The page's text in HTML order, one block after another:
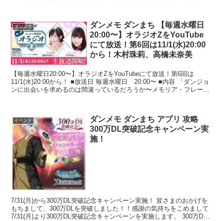
ダンメモ
ダンメモ ダンまち 【毎週水曜日
20:00〜】オラジオZをYouTube
にて放送！第6回は11/1(水)20:00
から！木村珠莉、高橋未奈美
【毎週水曜日20:00〜】オラジオZをYouTubeにて放送！第6回は
11/1(水)20:00から！ ■放送日 毎週水曜日 20:00〜 ■内容 「ダンジョ
ンに出会いを求めるのは間違っているだろうか〜メモリア・フレー
イベント
ダンメモ ダンまち アプリ 攻略
300万DL突破記念キャンペーン実
施！
7/31(月)から300万DL突破記念キャンペーン実施！ 皆さまのおかげを
もちまして、300万DLを突破しました！！感謝の気持ちをこめまして
7/31(月)より300万DL突破記念キャンペーンを実施します。 300万DL